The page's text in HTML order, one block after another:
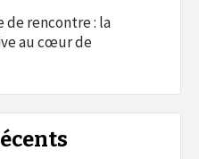
de rencontre : la
au cœur de